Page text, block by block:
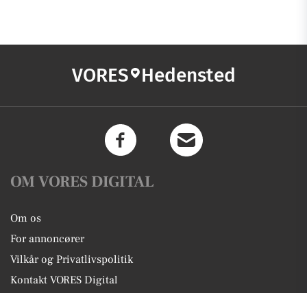
VORES Hedensted
OM VORES DIGITAL
Om os
For annoncører
Vilkår og Privatlivspolitik
Kontakt VORES Digital